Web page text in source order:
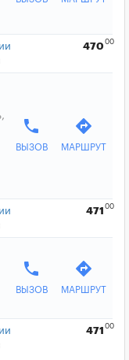
470 00
phone
ВЫЗОВ
directions
МАРШРУТ
471 00
phone
ВЫЗОВ
directions
МАРШРУТ
471 00